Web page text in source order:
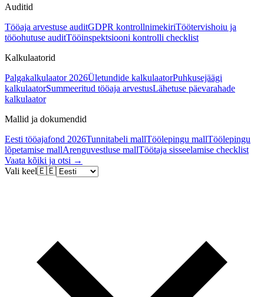
Auditid
Tööaja arvestuse auditGDPR kontrollnimekiriTöötervishoiu ja
tööohutuse auditTööinspektsiooni kontrolli checklist
Kalkulaatorid
Palgakalkulaator 2026Ületundide kalkulaatorPuhkusejäägi
kalkulaatorSummeeritud tööaja arvestusLähetuse päevarahade
kalkulaator
Mallid ja dokumendid
Eesti tööajafond 2026Tunnitabeli mallTöölepingu mallTöölepingu
lõpetamise mallArenguvestluse mallTöötaja sisseelamise checklist
Vaata kõiki ja otsi →
Vali keel🇪🇪